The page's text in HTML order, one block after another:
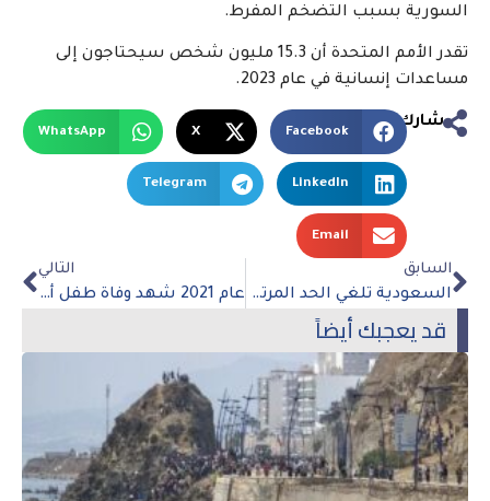
السورية بسبب التضخم المفرط.
تقدر الأمم المتحدة أن 15.3 مليون شخص سيحتاجون إلى
مساعدات إنسانية في عام 2023.
شارك
Facebook
X
WhatsApp
LinkedIn
Telegram
Email
السابق
السعودية تلغي الحد المرتبط بـ Covid-19 على عدد الحجاج
التالي
عام 2021 شهد وفاة طفل أو شاب كل 4.4 ثانية
قد يعجبك أيضاً